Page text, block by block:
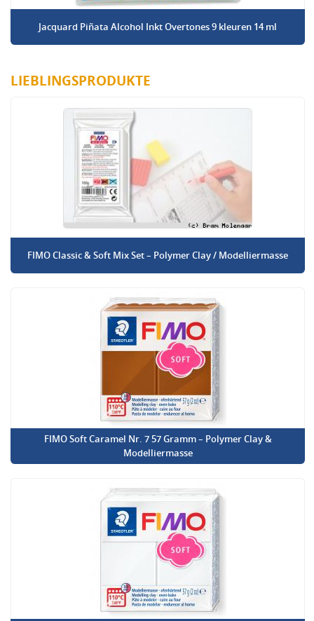
Jacquard Piñata Alcohol Inkt Overtones 9 kleuren 14 ml
LIEBLINGSPRODUKTE
FIMO Classic & Soft Mix Set – Polymer Clay / Modelliermasse
FIMO Soft Caramel Nr. 7 57 Gramm – Polymer Clay &
Modelliermasse